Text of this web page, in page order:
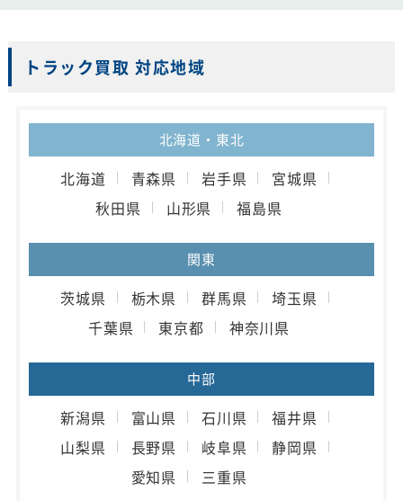
トラック買取 対応地域
北海道・東北
北海道 青森県 岩手県
宮城県
秋田県
山形県 福島県
関東
茨城県 栃木県 群馬県
埼玉県
千葉県
東京都 神奈川県
中部
新潟県 富山県 石川県
福井県
山梨県
長野県 岐阜県
静岡県
愛知県
三重県